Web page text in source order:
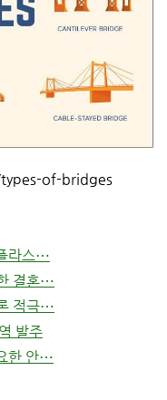
of-bridges
라스⋯
결혼⋯
적극⋯
발주
한 안⋯